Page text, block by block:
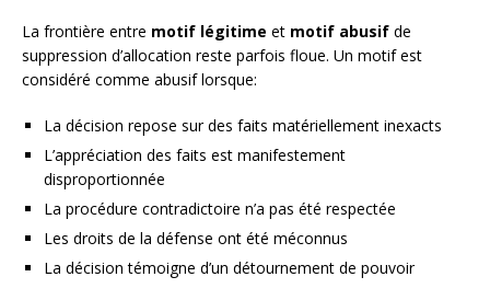
La frontière entre motif légitime et motif abusif de
suppression d’allocation reste parfois floue. Un motif est
considéré comme abusif lorsque:
La décision repose sur des faits matériellement inexacts
L’appréciation des faits est manifestement
disproportionnée
La procédure contradictoire n’a pas été respectée
Les droits de la défense ont été méconnus
La décision témoigne d’un détournement de pouvoir